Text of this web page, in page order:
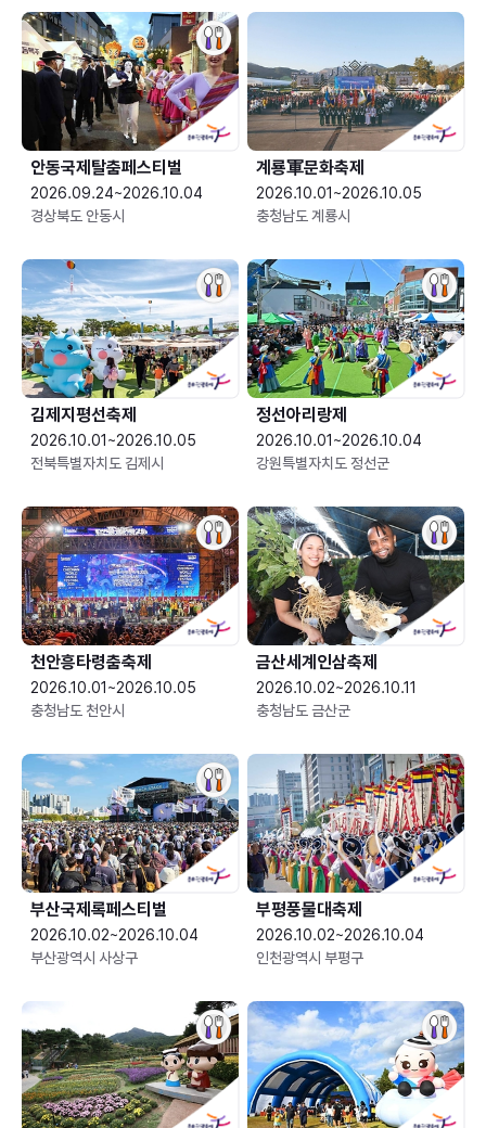
안동국제탈춤페스티벌
2026.09.24~2026.10.04
경상북도 안동시
2026.10.01~2026.10.05
충청남도 계룡시
김제지평선축제
2026.10.01~2026.10.05
전북특별자치도 김제시
정선아리랑제
2026.10.01~2026.10.04
강원특별자치도 정선군
천안흥타령춤축제
2026.10.01~2026.10.05
충청남도 천안시
금산세계인삼축제
2026.10.02~2026.10.11
충청남도 금산군
부산국제록페스티벌
2026.10.02~2026.10.04
부산광역시 사상구
부평풍물대축제
2026.10.02~2026.10.04
인천광역시 부평구